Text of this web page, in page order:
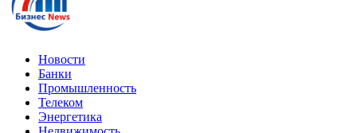
Новости
Банки
Промышленность
Телеком
Энергетика